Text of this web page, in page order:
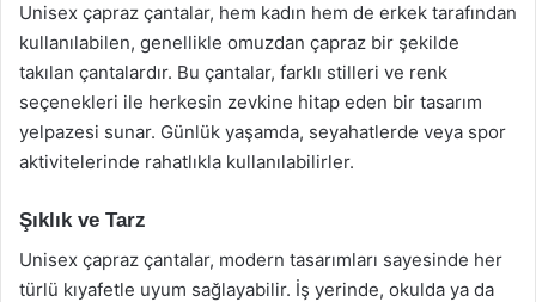
Unisex çapraz çantalar, hem kadın hem de erkek tarafından
kullanılabilen, genellikle omuzdan çapraz bir şekilde
takılan çantalardır. Bu çantalar, farklı stilleri ve renk
seçenekleri ile herkesin zevkine hitap eden bir tasarım
yelpazesi sunar. Günlük yaşamda, seyahatlerde veya spor
aktivitelerinde rahatlıkla kullanılabilirler.
Şıklık ve Tarz
Unisex çapraz çantalar, modern tasarımları sayesinde her
türlü kıyafetle uyum sağlayabilir. İş yerinde, okulda ya da